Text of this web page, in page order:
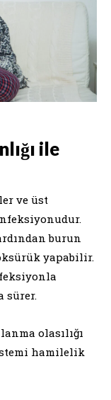
ile
ve üst
burun
öksürük yapabilir.
sürer.
olasılığı
hamilelik